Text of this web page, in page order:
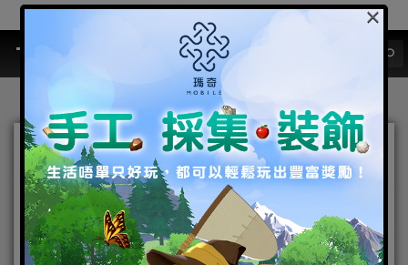
熱爆末日生存遊戲《明日之
後》抵港即登iOS榜首！
Android版本今日正式上
架！
×